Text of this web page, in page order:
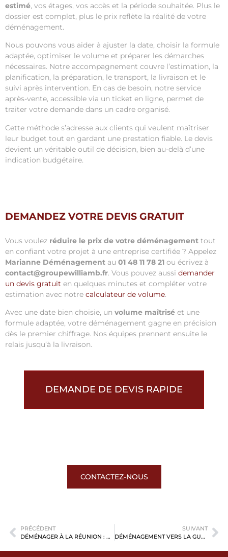
estimé, vos étages, vos accès et la période souhaitée. Plus le
dossier est complet, plus le prix reflète la réalité de votre
déménagement.
Nous pouvons vous aider à ajuster la date, choisir la formule
adaptée, optimiser le volume et préparer les démarches
nécessaires. Notre accompagnement couvre l’estimation, la
planification, la préparation, le transport, la livraison et le
suivi après intervention. En cas de besoin, notre service
après-vente, accessible via un ticket en ligne, permet de
traiter votre demande dans un cadre organisé.
Cette méthode s’adresse aux clients qui veulent maîtriser
leur budget tout en gardant une prestation fiable. Le devis
devient un véritable outil de décision, bien au-delà d’une
indication budgétaire.
DEMANDEZ VOTRE DEVIS GRATUIT
Vous voulez réduire le prix de votre déménagement tout
en confiant votre projet à une entreprise certifiée ? Appelez
Marianne Déménagement au 01 48 11 78 21 ou écrivez à
contact@groupewilliamb.fr. Vous pouvez aussi demander
un devis gratuit en quelques minutes et compléter votre
estimation avec notre calculateur de volume.
Avec une date bien choisie, un volume maîtrisé et une
formule adaptée, votre déménagement gagne en précision
dès le premier chiffrage. Nos équipes prennent ensuite le
relais jusqu’à la livraison.
DEMANDE DE DEVIS RAPIDE
CONTACTEZ-NOUS
PRÉCÉDENT
DÉMÉNAGER À LA RÉUNION : GUIDE COMPLET SUR LES PRIX, LES DÉLAIS ET LES FORMALITÉS
SUIVANT
DÉMÉNAGEMENT VERS LA GUADELOUPE : PRIX, DÉLAIS ET DÉMARCHES